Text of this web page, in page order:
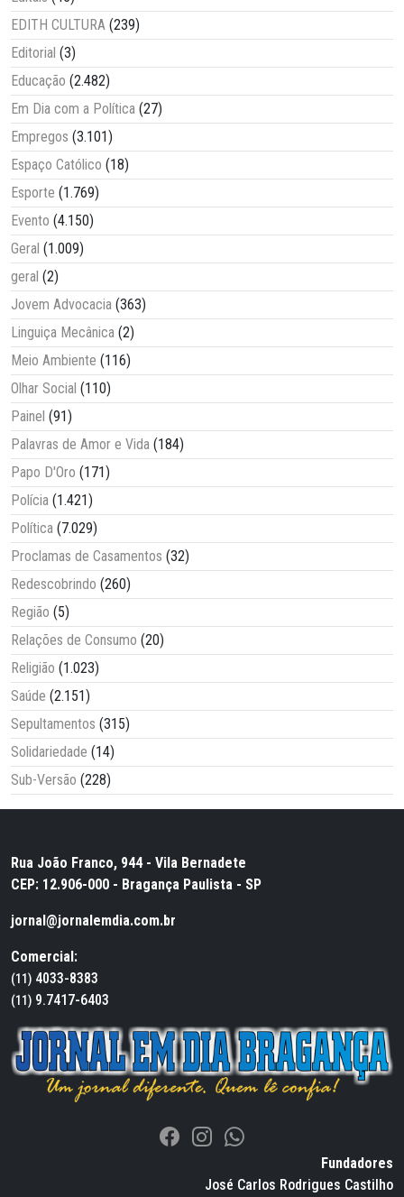
EDITH CULTURA (239)
Editorial (3)
Educação (2.482)
Em Dia com a Política (27)
Empregos (3.101)
Espaço Católico (18)
Esporte (1.769)
Evento (4.150)
Geral (1.009)
geral (2)
Jovem Advocacia (363)
Linguiça Mecânica (2)
Meio Ambiente (116)
Olhar Social (110)
Painel (91)
Palavras de Amor e Vida (184)
Papo D'Oro (171)
Polícia (1.421)
Política (7.029)
Proclamas de Casamentos (32)
Redescobrindo (260)
Região (5)
Relações de Consumo (20)
Religião (1.023)
Saúde (2.151)
Sepultamentos (315)
Solidariedade (14)
Sub-Versão (228)
Rua João Franco, 944 - Vila Bernadete
CEP: 12.906-000 - Bragança Paulista - SP
jornal@jornalemdia.com.br
Comercial:
(11) 4033-8383
(11) 9.7417-6403
Fundadores
José Carlos Rodrigues Castilho